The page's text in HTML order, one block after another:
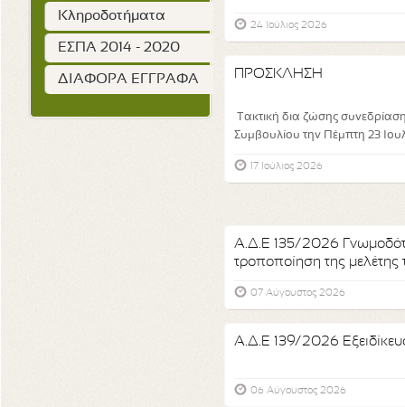
Κληροδοτήματα
ΕΣΠΑ 2014 - 2020
ΔΙΑΦΟΡΑ ΕΓΓΡΑΦΑ
24 Ιούλιος 2026
ΠΡΟΣΚΛΗΣΗ
Τακτική δια ζώσης
Συμβουλίου την Πέμπτη 23
17 Ιούλιος 2026
Α.Δ.Ε 135/2026
τροποποίηση της μελέτης
07 Αύγουστος 2026
Α.Δ.Ε 139/2026
06 Αύγουστος 2026